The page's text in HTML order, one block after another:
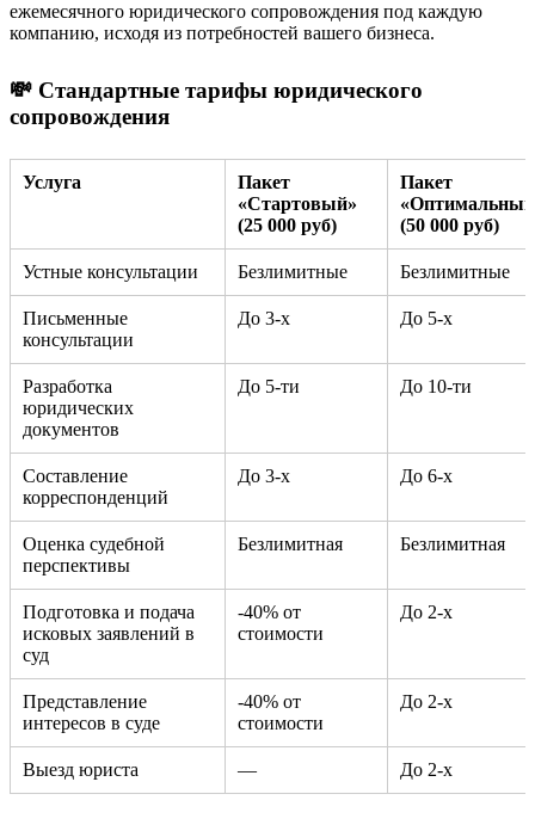
ежемесячного юридического сопровождения под каждую
компанию, исходя из потребностей вашего бизнеса.
💸 Стандартные тарифы юридического
сопровождения
Услуга
Пакет
«Стартовый»
(25 000 руб)
Пакет
(50 000 руб)
Устные консультации Безлимитные Безлимитные
Письменные
консультации
До 3-х До 5-х
Разработка
юридических
документов
До 5-ти До 10-ти
Составление
корреспонденций
До 3-х До 6-х
Оценка судебной
перспективы
Безлимитная Безлимитная
Подготовка и подача
исковых заявлений в
суд
-40% от
стоимости
До 2-х
Представление
интересов в суде
-40% от
стоимости
До 2-х
Выезд юриста — До 2-х